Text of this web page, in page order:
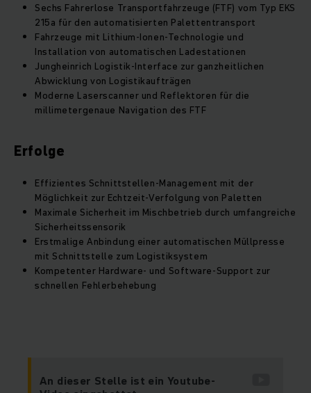
Sechs Fahrerlose Transportfahrzeuge (FTF) vom Typ EKS
215a für den automatisierten Palettentransport
Fahrzeuge mit Lithium-Ionen-Technologie und
Installation von automatischen Ladestationen
Jungheinrich Logistik-Interface zur ganzheitlichen
Abwicklung von Logistikaufträgen
Moderne Laserscanner und Reflektoren für die
millimetergenaue Navigation des FTF
Erfolge
Effizientes Schnittstellen-Management mit der
Möglichkeit zur Echtzeit-Verfolgung von Paletten
Maximale Sicherheit im Mischbetrieb durch umfangreiche
Sicherheitssensorik
Erstmalige Anbindung einer automatischen Müllpresse
mit Schnittstelle zum Logistiksystem
Kompetenter Hardware- und Software-Support zur
schnellen Fehlerbehebung
An dieser Stelle ist ein Youtube-